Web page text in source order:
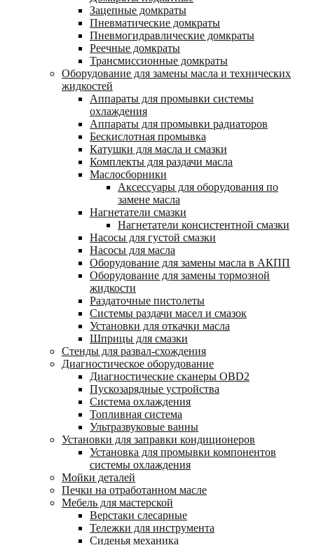
Зацепные домкраты
Пневматические домкраты
Пневмогидравлические домкраты
Реечные домкраты
Трансмиссионные домкраты
Оборудование для замены масла и технических
жидкостей
Аппараты для промывки системы
охлаждения
Аппараты для промывки радиаторов
Бескислотная промывка
Катушки для масла и смазки
Комплекты для раздачи масла
Маслосборники
Аксессуары для оборудования по
замене масла
Нагнетатели смазки
Нагнетатели консистентной смазки
Насосы для густой смазки
Насосы для масла
Оборудование для замены масла в АКПП
Оборудование для замены тормозной
жидкости
Раздаточные пистолеты
Системы раздачи масел и смазок
Установки для откачки масла
Шприцы для смазки
Стенды для развал-схождения
Диагностическое оборудование
Диагностические сканеры OBD2
Пускозарядные устройства
Система охлаждения
Топливная система
Ультразвуковые ванны
Установки для заправки кондиционеров
Установка для промывки компонентов
системы охлаждения
Мойки деталей
Печки на отработанном масле
Мебель для мастерской
Верстаки слесарные
Тележки для инструмента
Сиденья механика